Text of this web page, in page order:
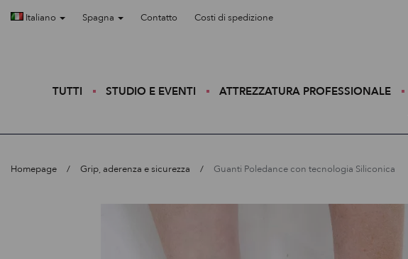
Italiano Spagna Contatto Costi di spedizione
TUTTI STUDIO E EVENTI ATTREZZATURA PROFESSIONALE
Homepage Grip, aderenza e sicurezza Guanti Poledance con tecnologia Siliconica